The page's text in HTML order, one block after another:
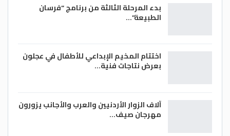
بدء المرحلة الثالثة من برنامج “فرسان
الطبيعة”…
اختتام المخيم الإبداعي للأطفال في عجلون
بعرض نتاجات فنية…
آلاف الزوار الأردنيين والعرب والأجانب يزورون
مهرجان صيف…